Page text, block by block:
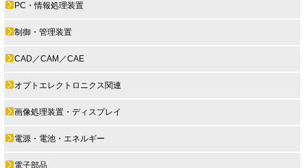
PC・情報処理装置
制御・管理装置
CAD／CAM／CAE
オプトエレクトロニクス関連
画像処理装置・ディスプレイ
電源・電池・エネルギー
電子部品